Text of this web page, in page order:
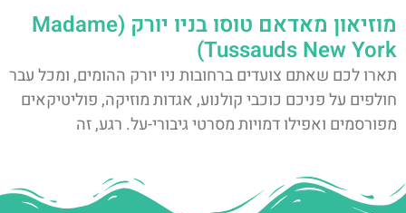
מוזיאון מאדאם טוסו בניו יורק (Madame
Tussauds New York)
תארו לכם שאתם צועדים ברחובות ניו יורק ההומים, ומכל עבר
חולפים על פניכם כוכבי קולנוע, אגדות מוזיקה, פוליטיקאים
מפורסמים ואפילו דמויות מסרטי גיבורי-על. רגע, זה